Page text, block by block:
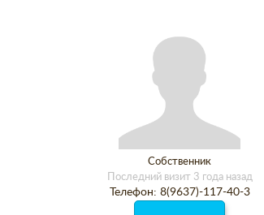
Собственник
Последний визит 3 года назад
Телефон: 8(9637)-117-40-3